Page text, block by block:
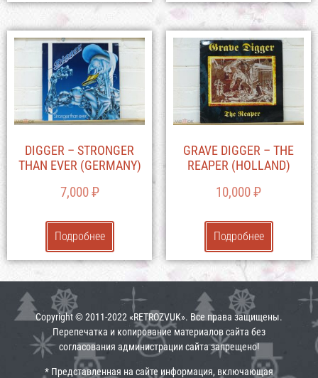
DIGGER – STRONGER
THAN EVER (GERMANY)
7,000₽
Подробнее
GRAVE DIGGER – THE
REAPER (HOLLAND)
10,000₽
Подробнее
Copyright © 2011-2022 «RETROZVUK». Все права защищены.
Перепечатка и копирование материалов сайта без
согласования администрации сайта запрещено!
* Представленная на сайте информация, включающая